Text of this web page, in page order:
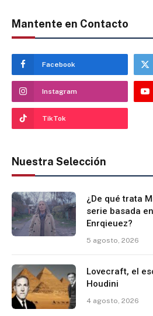
Mantente en Contacto
Facebook
Instagram
TikTok
Nuestra Selección
¿De qué trata
serie basada
Enrqieuez?
5 agosto, 2026
Lovecraft, el
Houdini
4 agosto, 2026